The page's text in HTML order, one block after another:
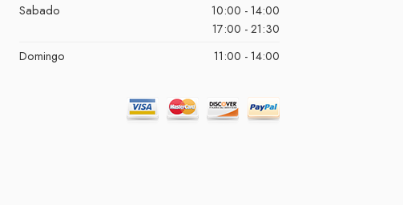
Sabado
10:00 - 14:00
17:00 - 21:30
Domingo
11:00 - 14:00